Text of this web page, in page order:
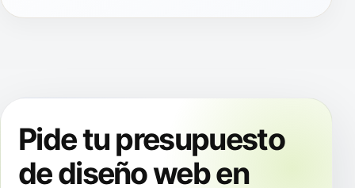
Pide tu presupuesto
de diseño web en